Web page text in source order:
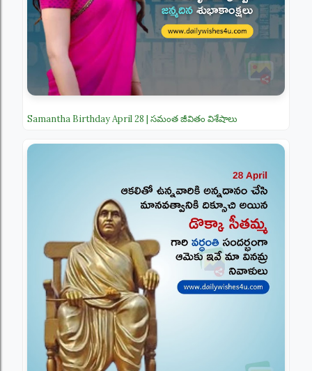
Samantha Birthday April 28 | సమంత జీవితం విశేషాలు